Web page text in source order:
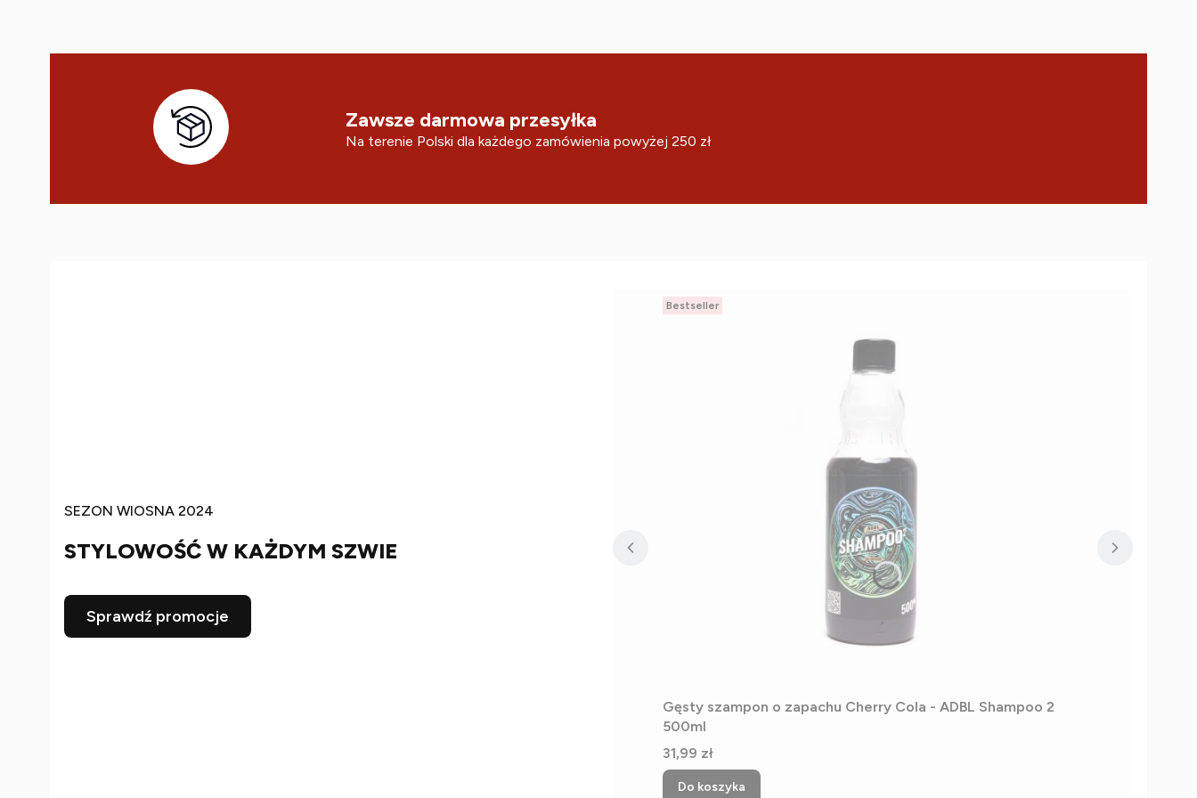
Zawsze darmowa przesyłka
Na terenie Polski dla każdego zamówienia powyżej 250 zł
SEZON WIOSNA 2024
STYLOWOŚĆ W KAŻDYM SZWIE
Sprawdź promocje
Bestseller
Gęsty szampon o zapachu Cherry Cola - ADBL Shampoo 2
500ml
Cena
31,99 zł
Do koszyka